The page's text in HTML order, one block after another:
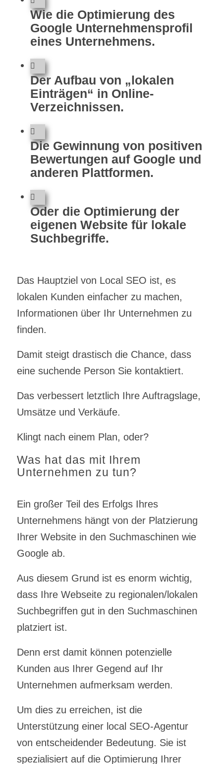
Wie die Optimierung des
Google Unternehmensprofil
eines Unternehmens.
Der Aufbau von „lokalen
Einträgen“ in Online-
Verzeichnissen.
Die Gewinnung von positiven
Bewertungen auf Google und
anderen Plattformen.
Oder die Optimierung der
eigenen Website für lokale
Suchbegriffe.
Das Hauptziel von Local SEO ist, es
lokalen Kunden einfacher zu machen,
Informationen über Ihr Unternehmen zu
finden.
Damit steigt drastisch die Chance, dass
eine suchende Person Sie kontaktiert.
Das verbessert letztlich Ihre Auftragslage,
Umsätze und Verkäufe.
Klingt nach einem Plan, oder?
Was hat das mit Ihrem
Unternehmen zu tun?
Ein großer Teil des Erfolgs Ihres
Unternehmens hängt von der Platzierung
Ihrer Website in den Suchmaschinen wie
Google ab.
Aus diesem Grund ist es enorm wichtig,
dass Ihre Webseite zu regionalen/lokalen
Suchbegriffen gut in den Suchmaschinen
platziert ist.
Denn erst damit können potenzielle
Kunden aus Ihrer Gegend auf Ihr
Unternehmen aufmerksam werden.
Um dies zu erreichen, ist die
Unterstützung einer local SEO-Agentur
von entscheidender Bedeutung. Sie ist
spezialisiert auf die Optimierung Ihrer